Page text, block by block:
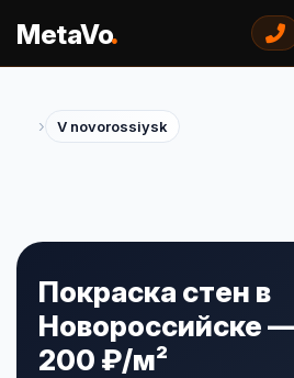
MetaVo.
› V novorossiysk
Покраска стен в
Новороссийске
200 ₽/м²